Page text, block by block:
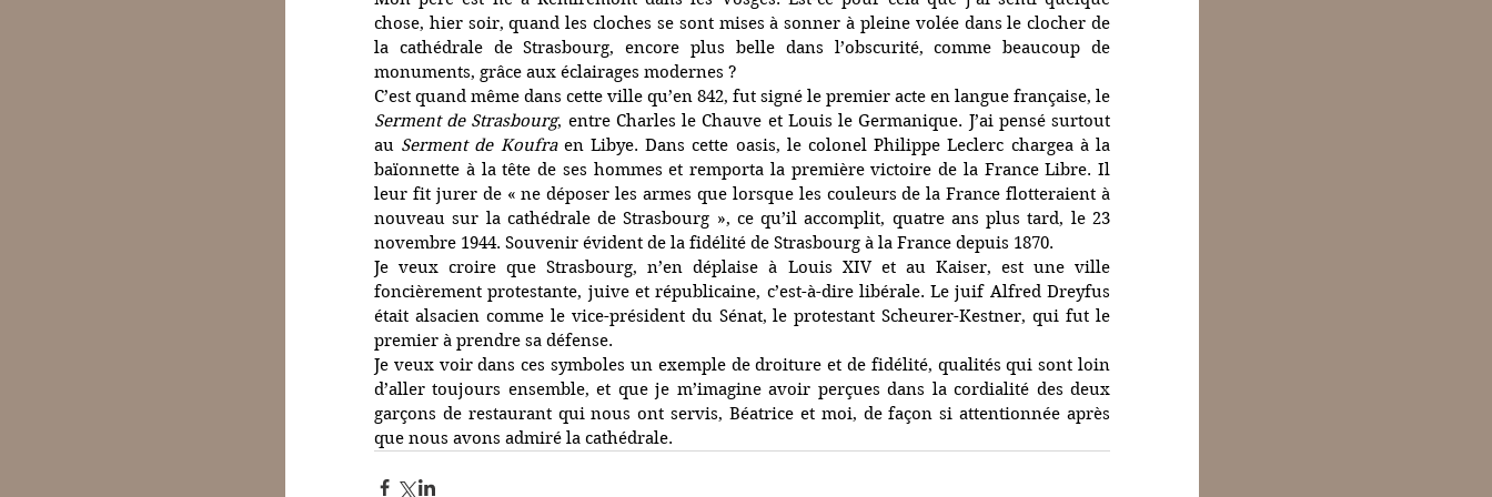
chose, hier soir, quand les cloches se sont mises à sonner à pleine volée dans le clocher de
la cathédrale de Strasbourg, encore plus belle dans l’obscurité, comme beaucoup de
monuments, grâce aux éclairages modernes ?
Serment de Strasbourg, entre Charles le Chauve et Louis le Germanique. J’ai pensé surtout
au Serment de Koufra en Libye. Dans cette oasis, le colonel Philippe Leclerc chargea à la
baïonnette à la tête de ses hommes et remporta la première victoire de la France Libre. Il
leur fit jurer de « ne déposer les armes que lorsque les couleurs de la France flotteraient à
nouveau sur la cathédrale de Strasbourg », ce qu’il accomplit, quatre ans plus tard, le 23
novembre 1944. Souvenir évident de la fidélité de Strasbourg à la France depuis 1870.
Je veux croire que Strasbourg, n’en déplaise à Louis XIV et au Kaiser, est une ville
foncièrement protestante, juive et républicaine, c’est-à-dire libérale. Le juif Alfred Dreyfus
était alsacien comme le vice-président du Sénat, le protestant Scheurer-Kestner, qui fut le
premier à prendre sa défense.
Je veux voir dans ces symboles un exemple de droiture et de fidélité, qualités qui sont loin
d’aller toujours ensemble, et que je m’imagine avoir perçues dans la cordialité des deux
garçons de restaurant qui nous ont servis, Béatrice et moi, de façon si attentionnée après
que nous avons admiré la cathédrale.